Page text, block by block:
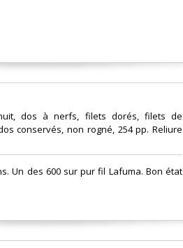
dos à nerfs, filets dorés, filets de
conservés, non rogné, 254 pp. Reliure
Un des 600 sur pur fil Lafuma. Bon état